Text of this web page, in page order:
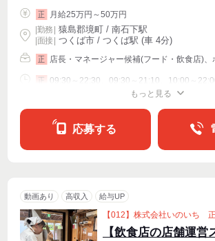
正
月給25万円～50万円
|勤務 猿島郡境町 / 南石下駅
| 面接 | つくば市 / つくば駅 (車 4分)
正 店長・マネージャー候補(フード・飲食店)、ホールスタッフ(
正 09:30～22:30、09:30～21:10、10:00～
もっと見る
応募する
動画あり 高収入 給与UP
【012】株式会社いのいち
【飲食店の店舗運営